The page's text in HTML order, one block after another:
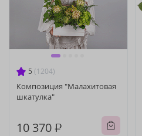
5 (1204)
Композиция "Малахитовая
шкатулка"
10 370 ₽